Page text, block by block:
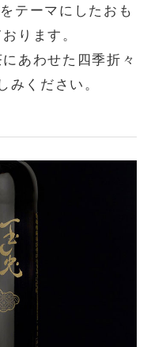
テーマにしたおも
ります。
あわせた四季折々
ください。